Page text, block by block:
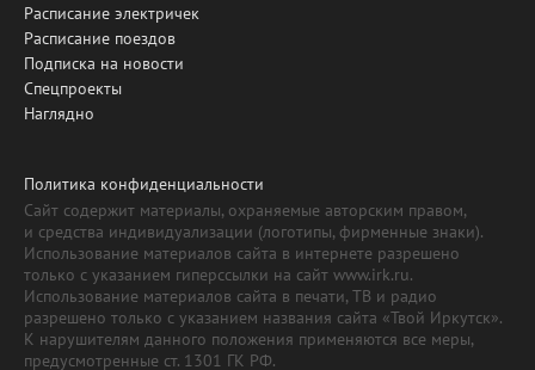
Расписание электричек
Расписание поездов
Подписка на новости
Спецпроекты
Наглядно
Политика конфиденциальности
Сайт содержит материалы, охраняемые авторским правом,
и средства индивидуализации (логотипы, фирменные знаки).
Использование материалов сайта в интернете разрешено
только с указанием гиперссылки на сайт www.irk.ru.
Использование материалов сайта в печати, ТВ и радио
разрешено только с указанием названия сайта «Твой Иркутск».
К нарушителям данного положения применяются все меры,
предусмотренные ст. 1301 ГК РФ.